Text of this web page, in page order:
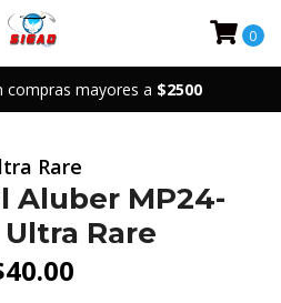
compras mayores a $2500
0
Rare
Aluber MP24-
Ultra Rare